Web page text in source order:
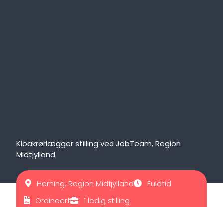
Kloakrørlægger stilling ved JobTeam, Region
Midtjylland
Herning, Region Midtjylland
Fuldtid
Ordinaert
1 ledig stilling